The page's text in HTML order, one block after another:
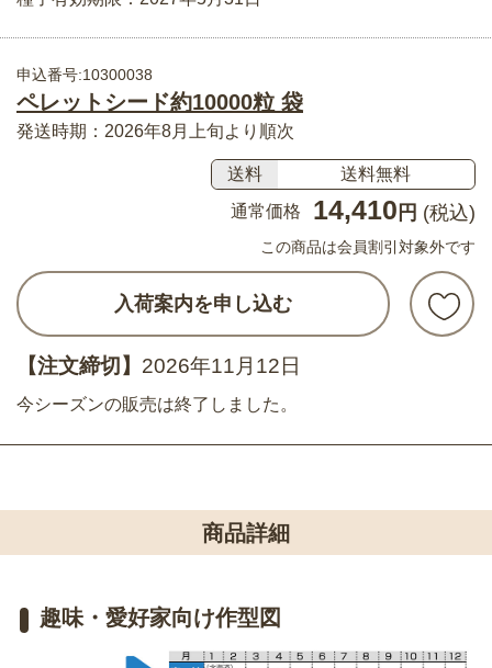
申込番号:10300038
ペレットシード約10000粒 袋
発送時期：2026年8月上旬より順次
送料
送料無料
通常価格
14,410 円 (税込)
この商品は会員割引対象外です
入荷案内を申し込む
【注文締切】 2026年11月12日
今シーズンの販売は終了しました。
商品詳細
趣味・愛好家向け作型図